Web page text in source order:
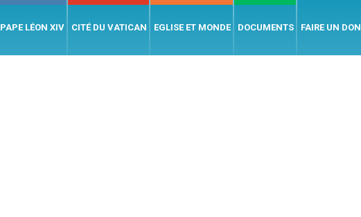
PAPE LÉON XIV CITÉ DU VATICAN EGLISE ET MONDE DOCUMENTS FAIRE UN DON